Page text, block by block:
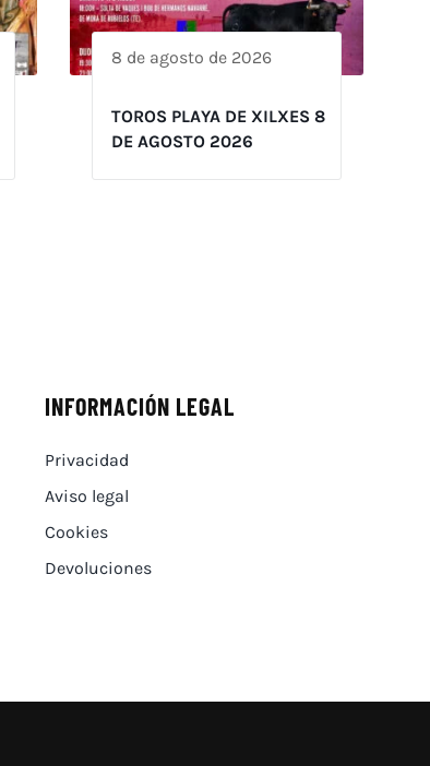
8 de agosto de 2026
TOROS PLAYA DE XILXES 8
DE AGOSTO 2026
INFORMACIÓN LEGAL
Privacidad
Aviso legal
Cookies
Devoluciones